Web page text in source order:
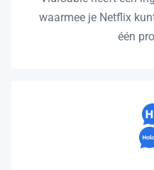
waarmee je Netflix
één